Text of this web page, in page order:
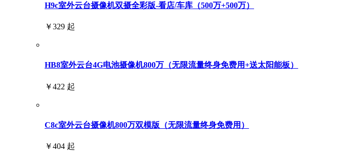
H9c室外云台摄像机双摄全彩版-看店/车库（500万+500万）
￥329 起
HB8室外云台4G电池摄像机800万（无限流量终身免费用+送太阳能板）
￥422 起
C8c室外云台摄像机800万双模版（无限流量终身免费用）
￥404 起